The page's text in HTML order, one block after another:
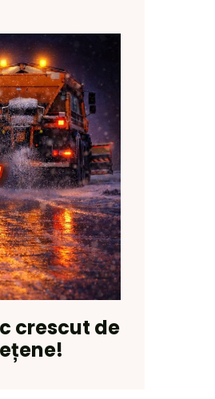
crescut de